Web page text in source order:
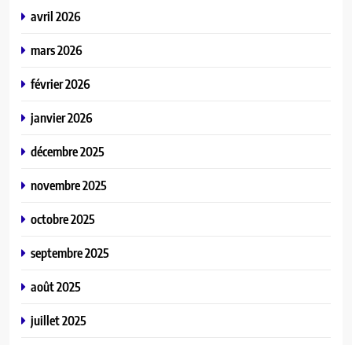
avril 2026
mars 2026
février 2026
janvier 2026
décembre 2025
novembre 2025
octobre 2025
septembre 2025
août 2025
juillet 2025